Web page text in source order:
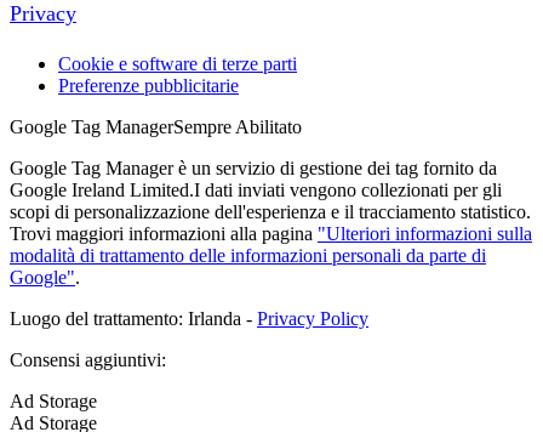
Privacy
Cookie e software di terze parti
Preferenze pubblicitarie
Google Tag ManagerSempre Abilitato
Google Tag Manager è un servizio di gestione dei tag fornito da
Google Ireland Limited.I dati inviati vengono collezionati per gli
scopi di personalizzazione dell'esperienza e il tracciamento statistico.
Trovi maggiori informazioni alla pagina "Ulteriori informazioni sulla
modalità di trattamento delle informazioni personali da parte di
Google".
Luogo del trattamento: Irlanda - Privacy Policy
Consensi aggiuntivi:
Ad Storage
Ad Storage